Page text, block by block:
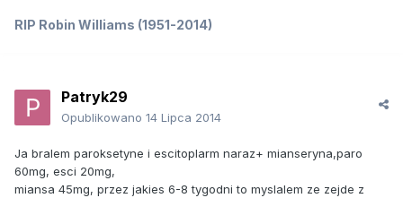
RIP Robin Williams (1951-2014)
Patryk29
Opublikowano 14 Lipca 2014
Ja bralem paroksetyne i escitoplarm naraz+ mianseryna,paro
60mg, esci 20mg,
miansa 45mg, przez jakies 6-8 tygodni to myslalem ze zejde z